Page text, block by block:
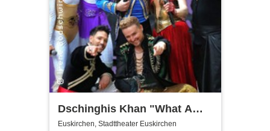
Dschinghis Khan "What A
Wonderful World" - Die
Euskirchen, Stadttheater Euskirchen